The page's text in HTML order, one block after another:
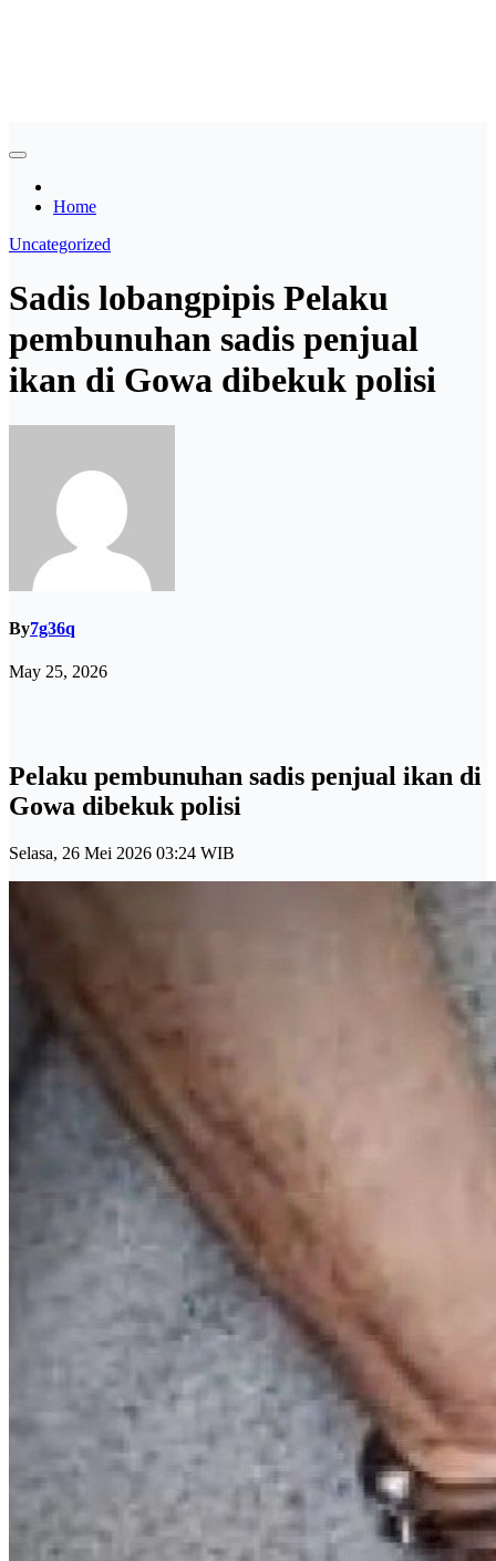
Home
Uncategorized
Sadis lobangpipis Pelaku
pembunuhan sadis penjual
ikan di Gowa dibekuk polisi
By7g36q
May 25, 2026
Pelaku pembunuhan sadis penjual ikan di
Gowa dibekuk polisi
Selasa, 26 Mei 2026 03:24 WIB